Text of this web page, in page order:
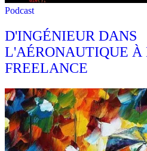
Podcast
D'INGÉNIEUR DANS
L'AÉRONAUTIQUE À
FREELANCE